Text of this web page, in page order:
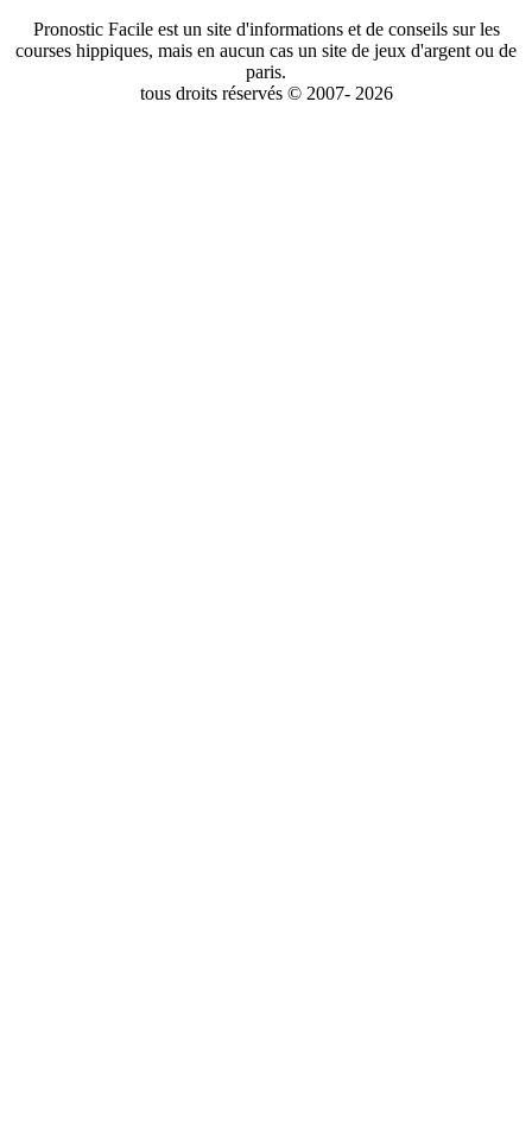
Pronostic Facile est un site d'informations et de conseils sur les
courses hippiques, mais en aucun cas un site de jeux d'argent ou de
paris.
tous droits réservés © 2007- 2026